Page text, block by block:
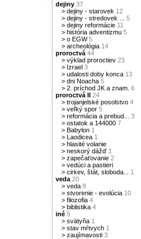
dejiny 37
> dejiny - starovek 12
> dejiny - stredovek ...
5
> dejiny reformácie 11
> história adventizmu 5
> o EGW 5
> archeológia 14
proroctvá 44
> výklad proroctiev 23
> Izrael 3
> udalosti doby konca 13
> dni Noacha 5
> 2. príchod JK a znam. 6
proroctvá II 24
> trojanjelské posolstvo 4
> veľký spor 5
> reformácia a prebud...
3
> ostatok a 144000 7
> Babylon 1
> Laodicea 1
> hlasité volanie
> neskorý dážď 1
> zapečaťovanie 2
> vedúci a pastieri
> cirkev, štát, sloboda...
1
veda 20
> veda 8
> stvorenie - evolúcia 10
> filozofia 4
> biblistika 4
iné 5
> svätyňa 1
> stav mŕtvych 1
> zaujímavosti 3